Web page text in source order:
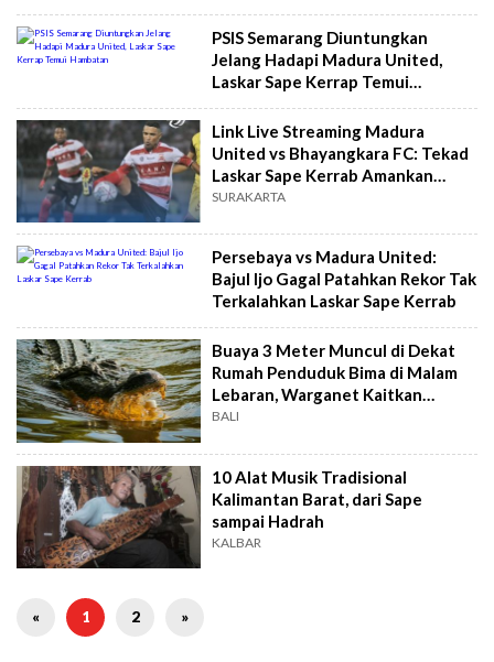
PSIS Semarang Diuntungkan
Jelang Hadapi Madura United,
Laskar Sape Kerrap Temui
Link Live Streaming Madura
United vs Bhayangkara FC: Tekad
Laskar Sape Kerrab Amankan
Puncak Klasemen
SURAKARTA
Persebaya vs Madura United:
Bajul Ijo Gagal Patahkan Rekor Tak
Terkalahkan Laskar Sape Kerrab
Buaya 3 Meter Muncul di Dekat
Rumah Penduduk Bima di Malam
Lebaran, Warganet Kaitkan
Dengan Mantan
BALI
10 Alat Musik Tradisional
Kalimantan Barat, dari Sape
sampai Hadrah
KALBAR
« 1 2 »